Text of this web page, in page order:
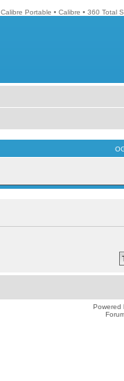
Calibre Portable • Calibre • 360 Total
Powered